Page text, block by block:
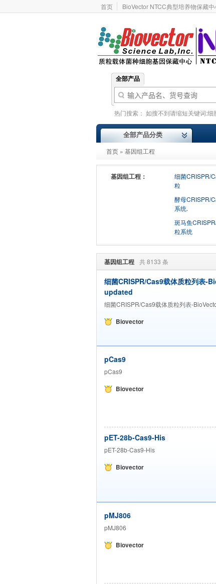
首页 BioVector NTCC典型培养物保藏中
全部产品
热门搜索： 如搜不到请缩短关键词:细
全部产品分类
首页 » 基因组工程
基因组工程：
细菌CRISPR/
粒
酵母CRISPR/
系统.
斑马鱼
粒系统
基因组工程 共 8133 条
细菌CRISPR/Cas9载体质粒列表-
updated
细菌CRISPR/Cas9载体质粒列表-
Biovector
pCas9
pCas9
Biovector
pET-28b-Cas9-His
pET-28b-Cas9-His
Biovector
pMJ806
pMJ806
Biovector